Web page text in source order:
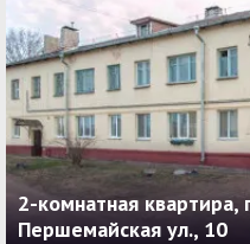
2-комнатная квартира,
Першемайская ул., 10